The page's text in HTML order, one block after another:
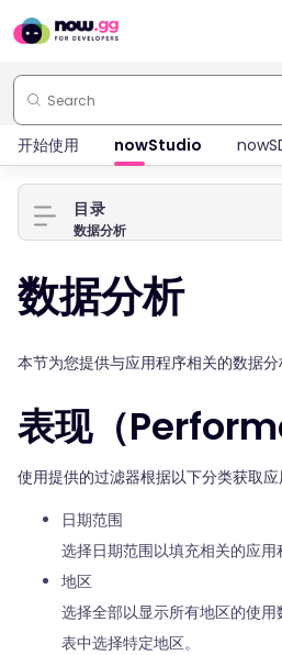
开始使用 nowStudio
数据分析
本节为您提供与应用程序相关的数据分
表现（
使用提供的过滤器根据以下分类获取应
日期范围
选择日期范围以填充相关的应用
地区
选择全部以显示所有地区的使
表中选择特定地区。
目录
数据分析